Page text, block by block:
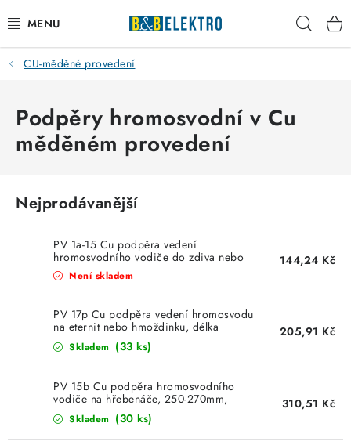
na
obsah
Reklamace / Vrácení zboží
Blog
Kontakty
ELEKTROMATERIÁL
JISTIČE
KABELY
ŽÁROVKY
CU-měděné provedení
Podpěry hromosvodní v Cu
měděném provedení
Nejprodávanější
PV 1a-15 Cu podpěra vedení
hromosvodního vodiče do zdiva nebo
dřeva, délka 150mm, Cu měď
Není skladem
144,24 Kč
PV 17p Cu podpěra vedení hromosvodu
na eternit nebo hmoždinku, délka
160mm, vrut 8mm,
Skladem (33 ks)
205,91 Kč
PV 15b Cu podpěra hromosvodního
vodiče na hřebenáče, 250-270mm,
BRAMAC,Beta, Cu měď
Skladem (30 ks)
310,51 Kč